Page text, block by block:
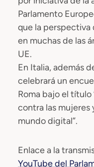
Parlamento
que la perspectiva
en muchas de las
UE.
En Italia, además
celebrará un
Roma bajo el título
contra las mujeres
mundo digital”.
Enlace a la
YouTube del